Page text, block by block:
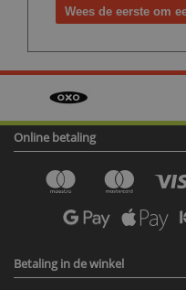
Wees de eerste om
Online betaling
Betaling in de winkel